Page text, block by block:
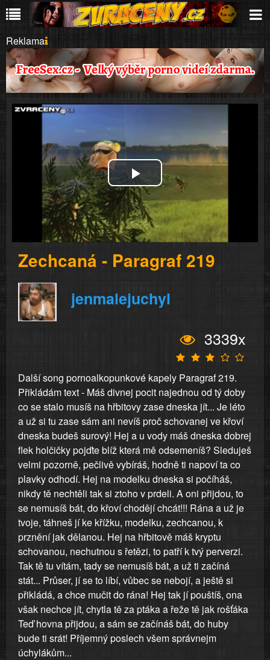
Reklama
Play
Video
Zechcaná - Paragraf 219
jenmalejuchyl
3339x
Další song pornoalkopunkové kapely Paragraf 219.
Přikládám text - Máš divnej pocit najednou od tý doby
co se stalo musíš na hřbitovy zase dneska jít... Je léto
a už si tu zase sám ani nevíš proč schovanej ve křoví
dneska budeš surový! Hej a u vody máš dneska dobrej
flek holčičky pojďte blíž která mě odsemeníš? Sleduješ
velmi pozorně, pečlivě vybíráš, hodně ti napoví ta co
plavky odhodí. Hej na modelku dneska si počíháš,
nikdy tě nechtěli tak si ztoho v prdeli. A oni přijdou, to
se nemusíš bát, do křoví chodějí chcát!!! Rána a už je
tvoje, táhneš jí ke křížku, modelku, zechcanou, k
prznění jak dělanou. Hej na hřbitově máš kryptu
schovanou, nechutnou s řetězi, to patří k tvý perverzi.
Tak tě tu vítám, tady se nemusíš bát, a už ti začíná
stát... Průser, jí se to líbí, vůbec se nebojí, a ještě si
přikládá, a chce mučit do rána! Hej tak jí pouštíš, ona
však nechce jít, chytla tě za ptáka a řeže tě jak rošťáka
Teď hovna přijdou, a sám se začínáš bát, do huby
bude ti srát! Příjemný poslech všem správnejm
úchylákům...